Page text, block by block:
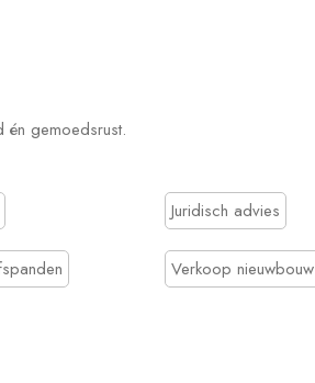
gemoedsrust.
Juridisch advies
Verkoop nieuwbouw